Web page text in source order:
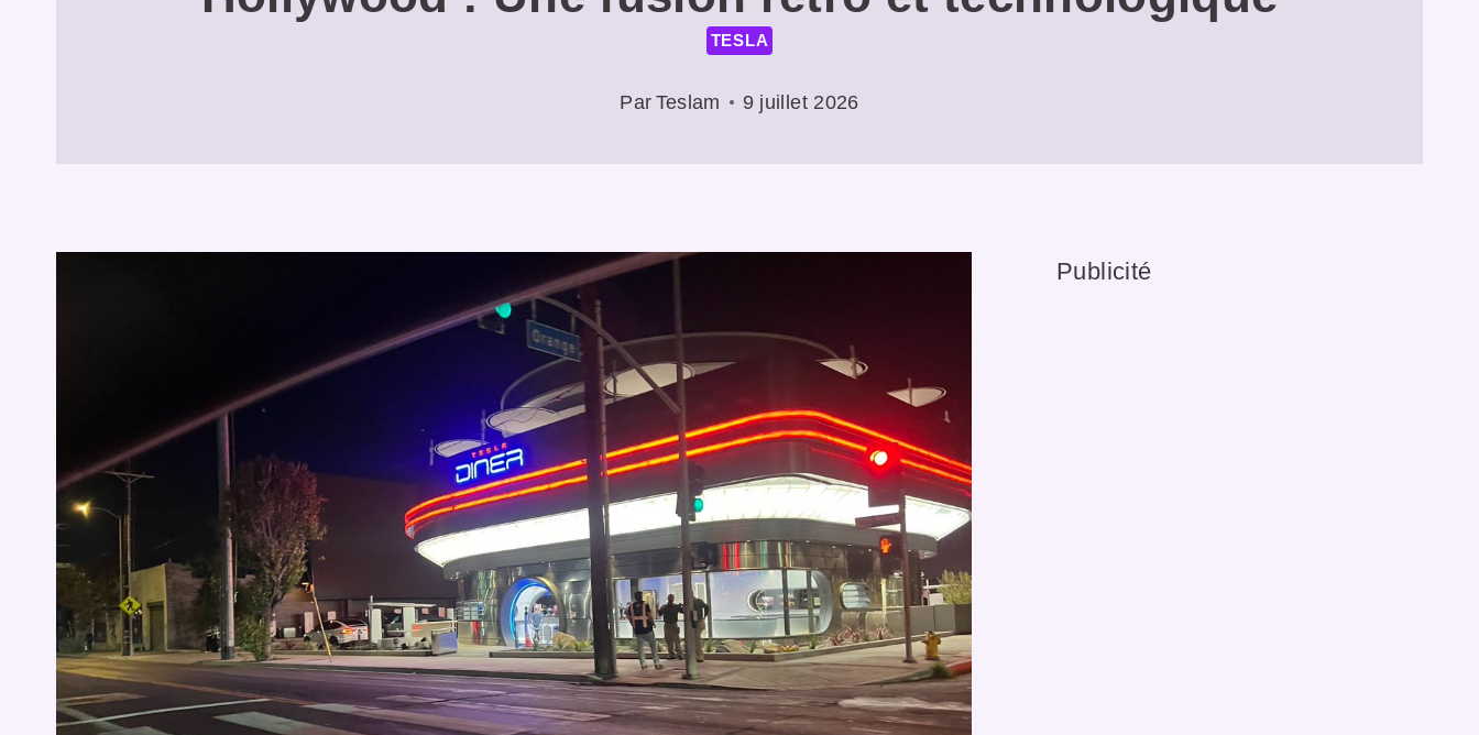
TESLA
Par Teslam 9 juillet 2026
Publicité